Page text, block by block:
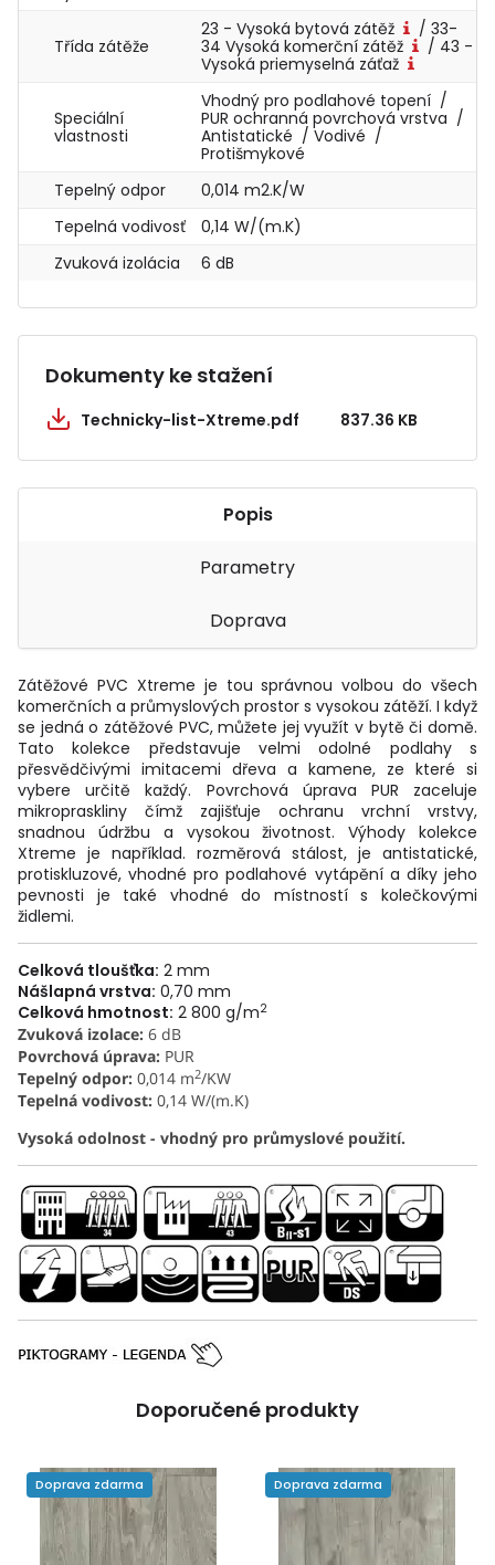
Třída zátěže
23 - Vysoká bytová zátěž
/ 33-
34 Vysoká komerční zátěž
/ 43 -
Vysoká priemyselná záťaž
Speciální
vlastnosti
Vhodný pro podlahové topení /
PUR ochranná povrchová vrstva /
Antistatické / Vodivé /
Protišmykové
Tepelný odpor
0,014 m2.K/W
Tepelná vodivosť
0,14 W/(m.K)
Zvuková izolácia
6 dB
Dokumenty ke stažení
Technicky-list-Xtreme.pdf 837.36 KB
Popis
Parametry
Doprava
Zátěžové PVC Xtreme je tou správnou volbou do všech
komerčních a průmyslových prostor s vysokou zátěží. I když
se jedná o zátěžové PVC, můžete jej využít v bytě či domě.
Tato kolekce představuje velmi odolné podlahy s
přesvědčivými imitacemi dřeva a kamene, ze které si
vybere určitě každý. Povrchová úprava PUR zaceluje
mikropraskliny čímž zajišťuje ochranu vrchní vrstvy,
snadnou údržbu a vysokou životnost. Výhody kolekce
Xtreme je například. rozměrová stálost, je antistatické,
protiskluzové, vhodné pro podlahové vytápění a díky jeho
pevnosti je také vhodné do místností s kolečkovými
židlemi.
Celková tloušťka: 2 mm
Nášlapná vrstva: 0,70 mm
Celková hmotnost: 2 800 g/m2
Zvuková izolace: 6 dB
Povrchová úprava: PUR
Tepelný odpor: 0,014 m2/KW
Tepelná vodivost: 0,14 W/(m.K)
Vysoká odolnost - vhodný pro průmyslové použití.
Doporučené produkty
Doprava zdarma Doprava zdarma